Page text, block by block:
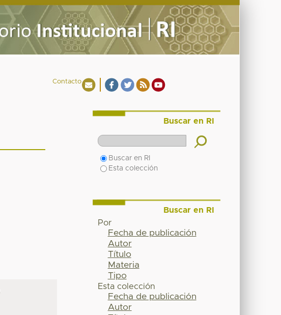
Contacto
Buscar en RI
Buscar en RI
Esta colección
Buscar en RI
Por
Fecha de publicación
Autor
Título
Materia
Tipo
Esta colección
Fecha de publicación
Autor